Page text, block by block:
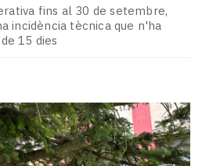
fins al 30 de setembre,
incidència tècnica que n'ha
15 dies